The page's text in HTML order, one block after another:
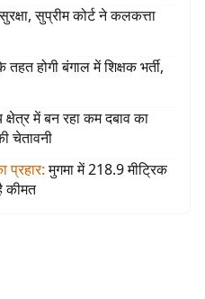
सुप्रीम कोर्ट ने कलकत्ता
होगी बंगाल में शिक्षक भर्ती,
में बन रहा कम दबाव का
चेतावनी
प्रहार: मुगमा में 218.9 मीट्रिक
कीमत